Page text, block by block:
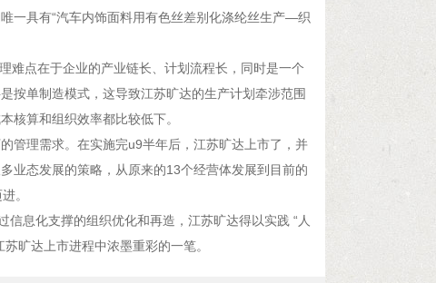
一具有“汽车内饰面料用有色丝差别化涤纶丝生产—织
难点在于企业的产业链长、计划流程长，同时是一个
按单制造模式，这导致江苏旷达的生产计划牵涉范围
核算和组织效率都比较低下。
管理需求。在实施完u9半年后，江苏旷达上市了，并
业态发展的策略，从原来的13个经营体发展到目前的
。
息化支撑的组织优化和再造，江苏旷达得以实践 “人
旷达上市进程中浓墨重彩的一笔。